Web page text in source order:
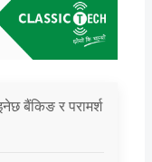
बैंकिङ र परामर्श